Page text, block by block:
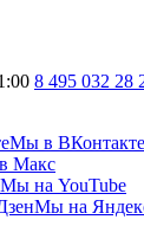
8 495 032 28
Мы в ВКонтакте
Макс
Мы на YouTube
Мы на